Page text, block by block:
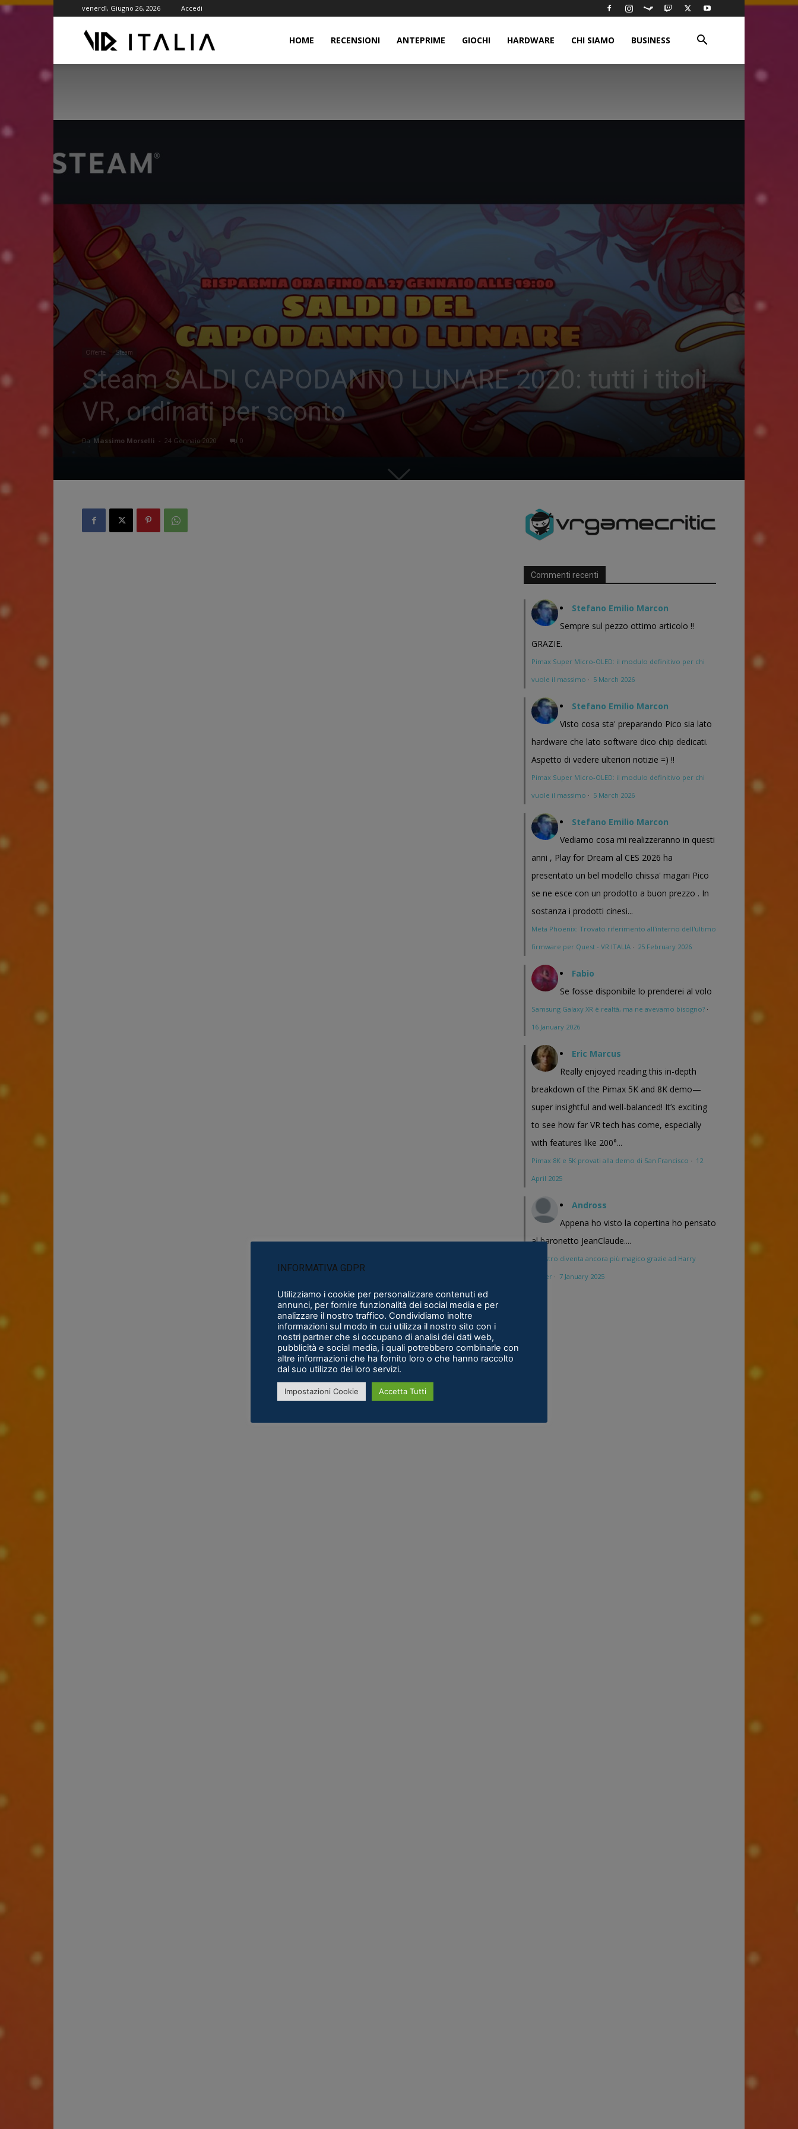
venerdì, Giugno 26, 2026 Accedi
HOME RECENSIONI ANTEPRIME GIOCHI HARDWARE CHI SIAMO BUSINESS
Offerte Steam
Steam SALDI CAPODANNO LUNARE 2020: tutti i titoli
VR, ordinati per sconto
Da Massimo Morselli - 24 Gennaio 2020 0
Commenti recenti
Stefano Emilio Marcon
Sempre sul pezzo ottimo articolo !!
GRAZIE.
Pimax Super Micro-OLED: il modulo definitivo per chi
vuole il massimo · 5 March 2026
Stefano Emilio Marcon
Visto cosa sta' preparando Pico sia lato
hardware che lato software dico chip dedicati.
Aspetto di vedere ulteriori notizie =) !!
Pimax Super Micro-OLED: il modulo definitivo per chi
vuole il massimo · 5 March 2026
Stefano Emilio Marcon
Vediamo cosa mi realizzeranno in questi
anni , Play for Dream al CES 2026 ha
presentato un bel modello chissa' magari Pico
se ne esce con un prodotto a buon prezzo . In
sostanza i prodotti cinesi...
Meta Phoenix: Trovato riferimento all'interno dell'ultimo
firmware per Quest - VR ITALIA · 25 February 2026
Fabio
Se fosse disponibile lo prenderei al volo
Samsung Galaxy XR è realtà, ma ne avevamo bisogno? ·
16 January 2026
Eric Marcus
Really enjoyed reading this in-depth
breakdown of the Pimax 5K and 8K demo—
super insightful and well-balanced! It’s exciting
to see how far VR tech has come, especially
with features like 200°...
Pimax 8K e 5K provati alla demo di San Francisco · 12
April 2025
Andross
Appena ho visto la copertina ho pensato
al baronetto JeanClaude....
Maestro diventa ancora più magico grazie ad Harry
Potter · 7 January 2025
INFORMATIVA GDPR
Utilizziamo i cookie per personalizzare contenuti ed
annunci, per fornire funzionalità dei social media e per
analizzare il nostro traffico. Condividiamo inoltre
informazioni sul modo in cui utilizza il nostro sito con i
nostri partner che si occupano di analisi dei dati web,
pubblicità e social media, i quali potrebbero combinarle con
altre informazioni che ha fornito loro o che hanno raccolto
dal suo utilizzo dei loro servizi.
Impostazioni Cookie Accetta Tutti